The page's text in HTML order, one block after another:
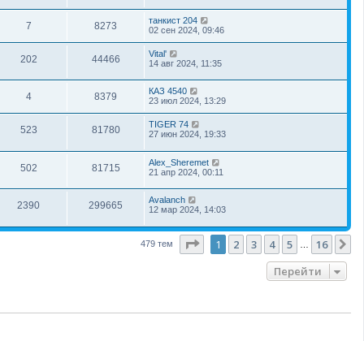
7 8273
танкист 204
02 сен 2024, 09:46
202 44466
Vital'
14 авг 2024, 11:35
4 8379
КАЗ 4540
23 июл 2024, 13:29
523 81780
TIGER 74
27 июн 2024, 19:33
502 81715
Alex_Sheremet
21 апр 2024, 00:11
2390 299665
Avalanch
12 мар 2024, 14:03
479 тем Страница из 16
1 2 3 4 5 16
Перейти